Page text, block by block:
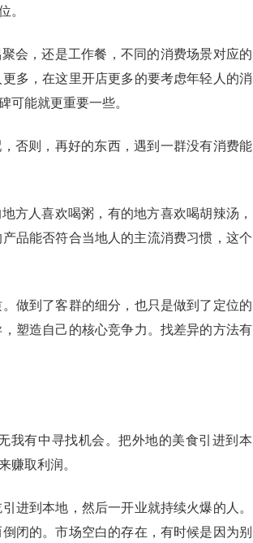
会，还是工作餐，不同的消费场景对应的
多，在这里开店更多的要考虑年轻人的消
能就更重要一些。
否则，再好的东西，遇到一群没有消费能
方人喜欢喝粥，有的地方喜欢喝胡辣汤，
品能否符合当地人的主流消费习惯，这个
做到了客群的细分，也只是做到了定位的
塑造自己的核心竞争力。找差异的方法有
我有中寻找机会。把外地的美食引进到本
取利润。
进到本地，然后一开业就持续火爆的人。
闭的。市场空白的存在，有时候是因为别